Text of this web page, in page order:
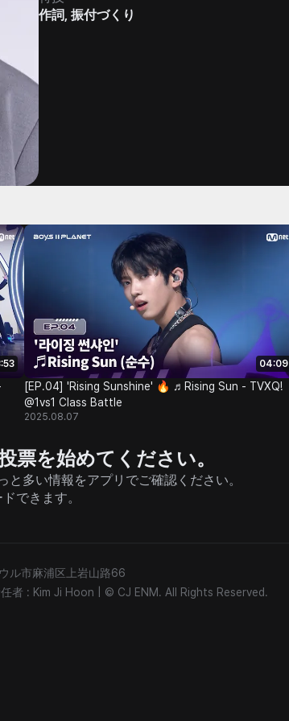
作詞, 振付づくり
04:09
[EP.04] 'Rising Sunshine' 🔥 ♬Rising Sun - TVXQ!
@1vs1 Class Battle
2025.08.07
票を始めてください。
多い情報をアプリでご確認ください。
できます。
ル市麻浦区上岩山路66
者 : Kim Ji Hoon
© CJ ENM. All Rights Reserved.